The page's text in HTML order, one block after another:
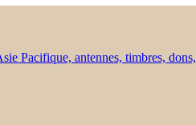
Pacifique, antennes, timbres, dons,